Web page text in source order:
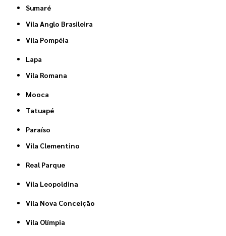
Sumaré
Vila Anglo Brasileira
Vila Pompéia
Lapa
Vila Romana
Mooca
Tatuapé
Paraíso
Vila Clementino
Real Parque
Vila Leopoldina
Vila Nova Conceição
Vila Olímpia